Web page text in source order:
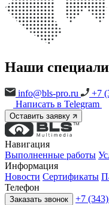
Наши
info@bls-pro.ru +7
Написать в Telegram
Оставить заявку
Навигация
Выполненные работы
Информация
Новости Сертификаты
Телефон
Заказать звонок +7